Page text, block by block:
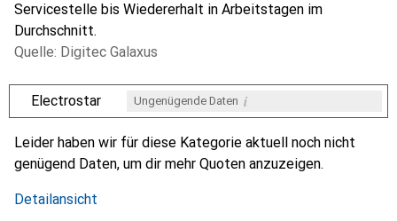
Servicestelle bis Wiedererhalt in Arbeitstagen im
Durchschnitt.
Quelle: Digitec Galaxus
Electrostar Ungenügende Daten i
Leider haben wir für diese Kategorie aktuell noch nicht
genügend Daten, um dir mehr Quoten anzuzeigen.
Detailansicht